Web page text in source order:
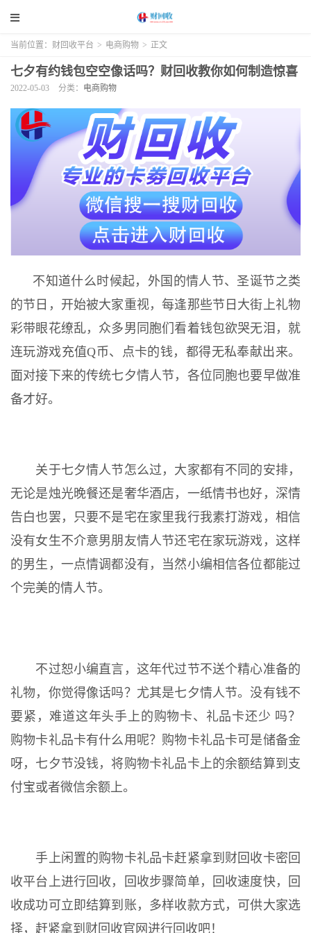
当前位置： 财回收平台 > 电商购物 > 正文
七夕有约钱包空空像话吗？财回收教你如何制造惊喜
2022-05-03 分类： 电商购物
不知道什么时候起，外国的情人节、圣诞节之类
的节日，开始被大家重视，每逢那些节日大街上礼物
彩带眼花缭乱，众多男同胞们看着钱包欲哭无泪，就
连玩游戏充值Q币、点卡的钱，都得无私奉献出来。
面对接下来的传统七夕情人节，各位同胞也要早做准
备才好。
关于七夕情人节怎么过，大家都有不同的安排，
无论是烛光晚餐还是奢华酒店，一纸情书也好，深情
告白也罢，只要不是宅在家里我行我素打游戏，相信
没有女生不介意男朋友情人节还宅在家玩游戏，这样
的男生，一点情调都没有，当然小编相信各位都能过
个完美的情人节。
不过恕小编直言，这年代过节不送个精心准备的
礼物，你觉得像话吗？尤其是七夕情人节。没有钱不
要紧，难道这年头手上的购物卡、礼品卡还少 吗？
购物卡礼品卡有什么用呢？购物卡礼品卡可是储备金
呀，七夕节没钱，将购物卡礼品卡上的余额结算到支
付宝或者微信余额上。
手上闲置的购物卡礼品卡赶紧拿到财回收卡密回
收平台上进行回收，回收步骤简单，回收速度快，回
收成功可立即结算到账，多样收款方式，可供大家选
择，赶紧拿到财回收官网进行回收吧！